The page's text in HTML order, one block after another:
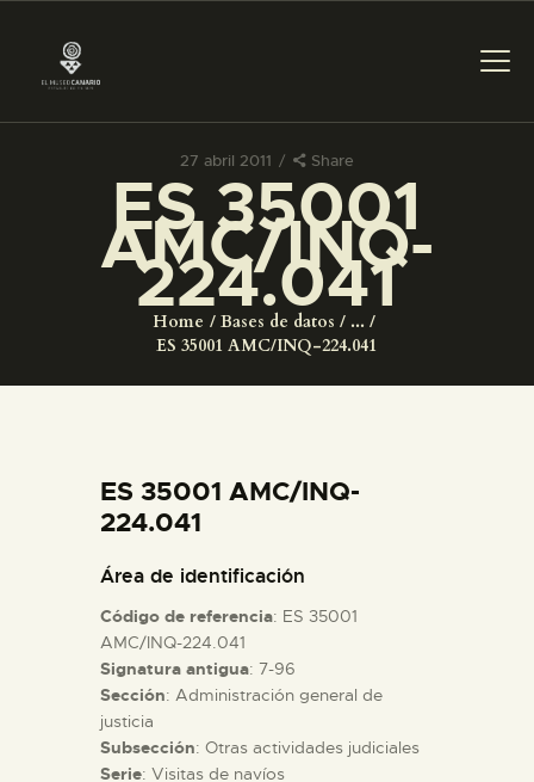
27 abril 2011 Share
ES 35001
AMC/INQ-
224.041
Home Bases de datos
...
ES 35001 AMC/INQ-224.041
PREPARAR LA VISITA
ACTIVIDADES
COLECCIONES
ESPAÑOL
PREPARAR LA VISITA
ACTIVIDADES
ES 35001 AMC/INQ-
224.041
Área de identificación
Código de referencia: ES 35001
AMC/INQ-224.041
Signatura antigua: 7-96
Sección: Administración general de
justicia
Subsección: Otras actividades judiciales
Serie: Visitas de navíos